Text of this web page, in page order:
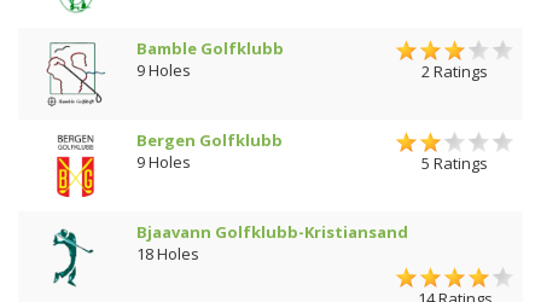
Bamble Golfklubb
9 Holes
2 Ratings
Bergen Golfklubb
9 Holes
5 Ratings
Bjaavann Golfklubb-Kristiansand
18 Holes